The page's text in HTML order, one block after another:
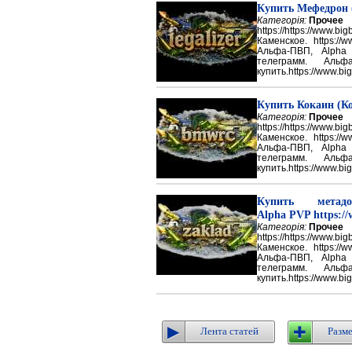
Купить
Категорія: Прочее
https://https://
Каменское. https://
Альфа-ПВП, Alpha
телеграмм.
купить.https://
Купить Кокаин
Категорія: Прочее
https://https://
Каменское. https://
Альфа-ПВП, Alpha
телеграмм.
купить.https://
Купить
Alpha PVP https://
Категорія: Прочее
https://https://
Каменское. https://
Альфа-ПВП, Alpha
телеграмм.
купить.https://
Лента статей